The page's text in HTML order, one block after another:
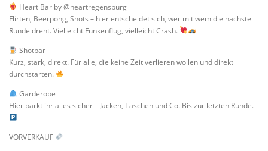
Heart Bar by @heartregensburg
Flirten, Beerpong, Shots – hier entscheidet sich, wer mit wem die nächste
Runde dreht. Vielleicht Funkenflug, vielleicht Crash.
Shotbar
Kurz, stark, direkt. Für alle, die keine Zeit verlieren wollen und direkt
durchstarten.
Garderobe
Hier parkt ihr alles sicher – Jacken, Taschen und Co. Bis zur letzten Runde.
VORVERKAUF